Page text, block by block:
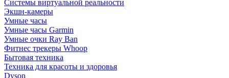
Системы виртуальной реальности
Экшн-камеры
Умные часы
Умные часы Garmin
Умные очки Ray Ban
Фитнес трекеры Whoop
Бытовая техника
Техника для красоты и здоровья
Dyson